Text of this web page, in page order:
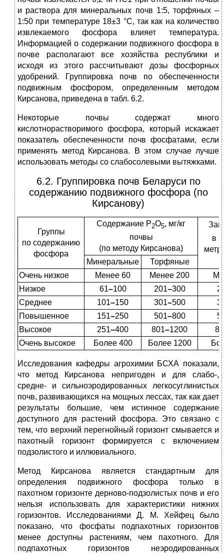
и раствора для минеральных почв 1:5, торфяных –
1:50 при температуре 18±3 °С, так как на количество
извлекаемого фосфора влияет температура.
Информацией о содержании подвижного фосфора в
почве располагают все хозяйства республики и
исходя из этого рассчитывают дозы фосфорных
удобрений. Группировка почв по обеспеченности
подвижным фосфором, определенным методом
Кирсанова, приведена в табл. 6.2.
Некоторые почвы содержат много
кислотнорастворимого фосфора, который искажает
показатель обеспеченности почв фосфатами, если
применять метод Кирсанова. В этом случае лучше
использовать методы со слабосолевыми вытяжками.
6.2. Группировка почв Беларуси по
содержанию подвижного фосфора (по
Кирсанову)
Группы
по содержанию
фосфора
Содержание Р2О5, мг/кг
почвы
(по методу Кирсанова)
в
Минеральные
Торфяные
Очень низкое
Менее 60 Менее 200
Низкое
61–100 201–300
Среднее
101–150 301–500
Повышенное
151–250 501–800
Высокое
251–400 801–1200
Очень высокое
Более 400 Более 1200
Исследования кафедры агрохимии БСХА показали,
что метод Кирсанова непригоден и для слабо-,
средне- и сильноэродированных легкосуглинистых
почв, развивающихся на мощных лессах, так как дает
результаты большие, чем истинное содержание
доступного для растений фосфора. Это связано с
тем, что верхний перегнойный горизонт смывается и
пахотный горизонт формируется с включением
подзолистого и иллювиального.
Метод Кирсанова является стандартным для
определения подвижного фосфора только в
пахотном горизонте дерново-подзолистых почв и его
нельзя использовать для характеристики нижних
горизонтов. Исследованиями Д. М. Хейфец было
показано, что фосфаты подпахотных горизонтов
менее доступны растениям, чем пахотного. Для
подпахотных горизонтов неэродированных